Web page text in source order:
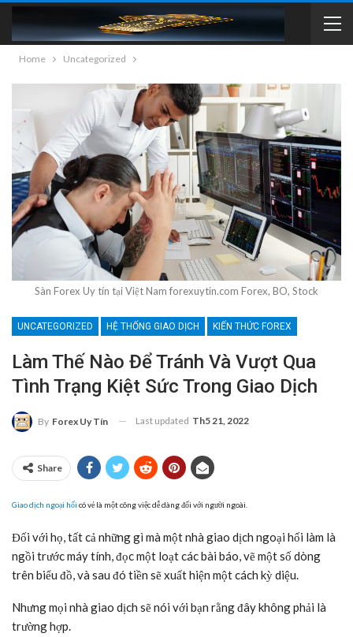
Home Uncategorized
Sàn Forex Uy tín tại Việt Nam forexuytin.com Forex, BO, Stock
UNCATEGORIZED HỆ THỐNG GIAO DỊCH KIẾN THỨC FOREX
Làm Thế Nào Để Tránh Và Vượt Qua
Tình Trạng Kiệt Sức Trong Giao Dịch
By Forex Uy Tín Last updated Th5 21, 2022
Share
Giao dịch ngoại hối có vẻ là một công việc dễ dàng đối với người ngoài.
Đối với họ, tất cả những gì mà một nhà giao dịch ngoại hối làm là
ngồi trước máy tính, đọc một loạt các bài báo, vẽ một số dòng
trên biểu đồ, và sau đó tiền sẽ xuất hiện một cách kỳ diệu.
Nhưng mọi nhà giao dịch sẽ nói với bạn rằng đây không phải là
trường hợp.